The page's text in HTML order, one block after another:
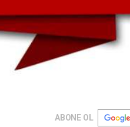
ABONE OL